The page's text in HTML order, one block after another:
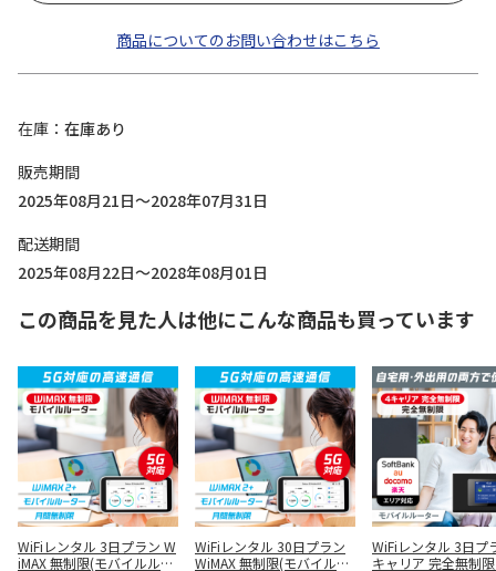
商品についてのお問い合わせはこちら
在庫
在庫あり
販売期間
2025年08月21日～2028年07月31日
配送期間
2025年08月22日～2028年08月01日
この商品を見た人は他にこんな商品も買っています
WiFiレンタル 3日プラン W
iMAX 無制限(モバイルルー
WiFiレンタル 30日プラン
WiMAX 無制限(モバイルル
WiFiレンタル 3日プ
キャリア 完全無制